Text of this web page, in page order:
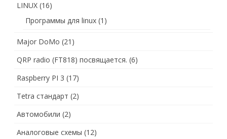
LINUX (16)
Программы для linux (1)
Major DoMo (21)
QRP radio (FT818) посвящается. (6)
Raspberry PI 3 (17)
Tetra стандарт (2)
Автомобили (2)
Аналоговые схемы (12)